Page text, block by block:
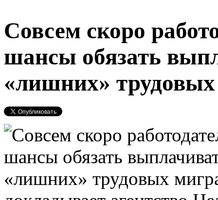
Совсем скоро
шансы обязать
«лишних»